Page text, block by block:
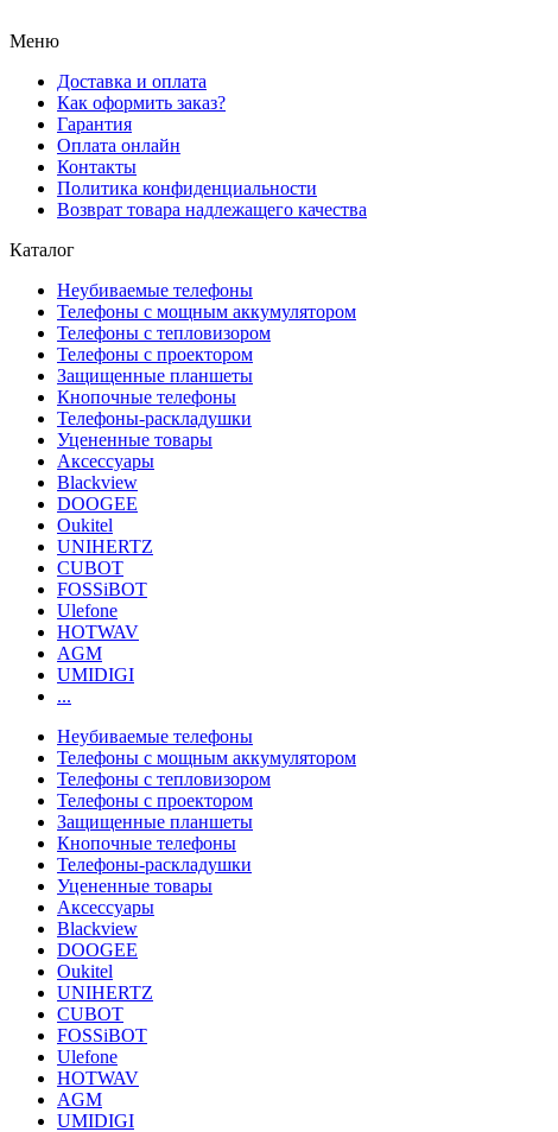
Меню
Доставка и оплата
Как оформить заказ?
Гарантия
Оплата онлайн
Контакты
Политика конфиденциальности
Возврат товара надлежащего качества
Каталог
Неубиваемые телефоны
Телефоны с мощным аккумулятором
Телефоны с тепловизором
Телефоны с проектором
Защищенные планшеты
Кнопочные телефоны
Телефоны-раскладушки
Уцененные товары
Аксессуары
Blackview
DOOGEE
Oukitel
UNIHERTZ
CUBOT
FOSSiBOT
Ulefone
HOTWAV
AGM
UMIDIGI
...
Неубиваемые телефоны
Телефоны с мощным аккумулятором
Телефоны с тепловизором
Телефоны с проектором
Защищенные планшеты
Кнопочные телефоны
Телефоны-раскладушки
Уцененные товары
Аксессуары
Blackview
DOOGEE
Oukitel
UNIHERTZ
CUBOT
FOSSiBOT
Ulefone
HOTWAV
AGM
UMIDIGI